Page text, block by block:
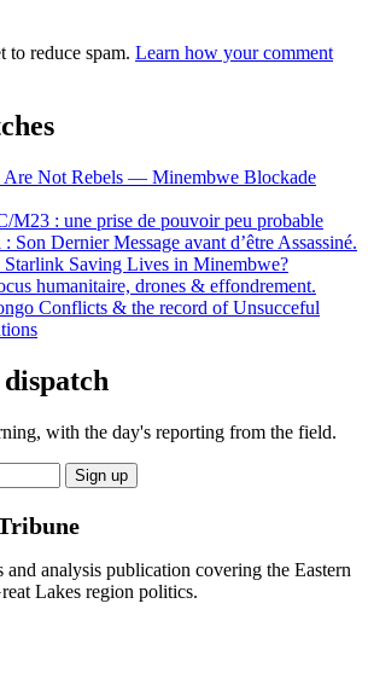
to reduce spam. Learn how your comment
Are Not Rebels — Minembwe Blockade
M23 : une prise de pouvoir peu probable
Son Dernier Message avant d’être Assassiné.
Starlink Saving Lives in Minembwe?
humanitaire, drones & effondrement.
Conflicts & the record of Unsucceful
with the day's reporting from the field.
Sign up
and analysis publication covering the Eastern
Lakes region politics.